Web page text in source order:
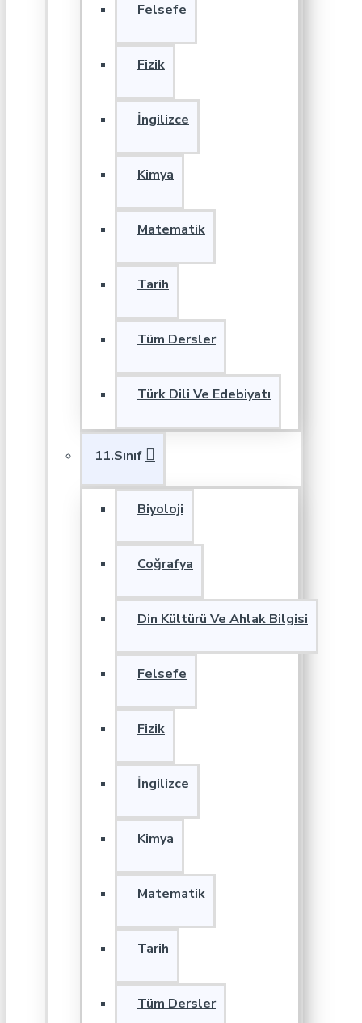
Felsefe
Fizik
İngilizce
Kimya
Matematik
Tarih
Tüm Dersler
Türk Dili Ve Edebiyatı
11.Sınıf
Biyoloji
Coğrafya
Din Kültürü Ve Ahlak Bilgisi
Felsefe
Fizik
İngilizce
Kimya
Matematik
Tarih
Tüm Dersler